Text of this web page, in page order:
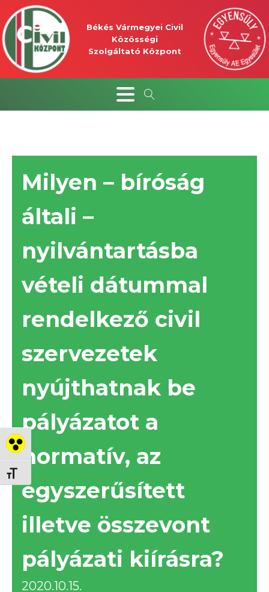
Nagy kontraszt váltása
Betűméret váltása
Békés Vármegyei Civil
Közösségi
Szolgáltató Központ
Milyen – bíróság
általi –
nyilvántartásba
vételi dátummal
rendelkező civil
szervezetek
nyújthatnak be
pályázatot a
normatív, az
egyszerűsített
illetve összevont
pályázati kiírásra?
2020.10.15.